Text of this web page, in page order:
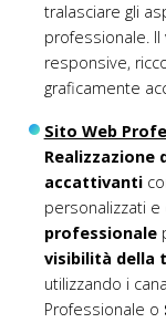
tralasciare gli
professionale. Il
responsive,
graficamente
Sito Web
accattivanti
personalizzati e
professionale
visibilità della
utilizzando i
Professionale o